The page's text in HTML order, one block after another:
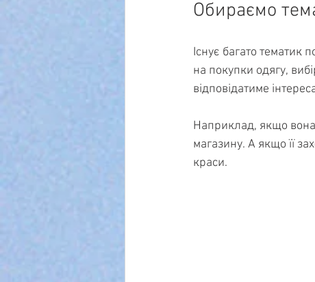
Обираємо
Існує багато тематик
на покупки одягу,
відповідатиме
Наприклад, якщо
магазину. А якщо її
краси.